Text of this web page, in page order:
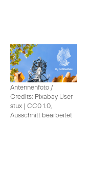
Antennenfoto /
Credits: Pixabay User
stux | CC0 1.0,
Ausschnitt bearbeitet